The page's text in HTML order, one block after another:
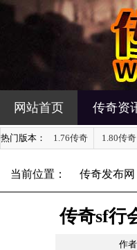
网站首页 传奇资
热门版本： 1.76传奇 1.80传奇
当前位置： 传奇发布网
传奇sf行
作